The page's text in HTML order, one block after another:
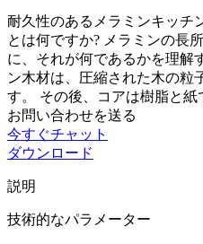
耐久性のあるメラミンキッチ
とは何ですか? メラミンの長
に、それが何であるかを理解
ン木材は、圧縮された木の粒
す。 その後、コアは樹脂と紙
お問い合わせを送る
今すぐチャット
ダウンロード
説明
技術的なパラメーター